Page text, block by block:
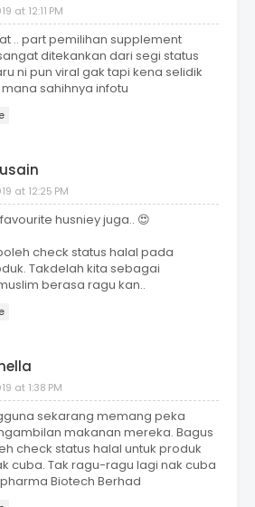
at 12:11 PM
.. part pemilihan supplement
ditekankan dari segi status
ni pun viral gak tapi kena selidik
sahihnya infotu
at 12:25 PM
husniey juga.. 😍
check status halal pada
Takdelah kita sebagai
berasa ragu kan..
at 1:38 PM
sekarang memang peka
makanan mereka. Bagus
check status halal untuk produk
cuba. Tak ragu-ragu lagi nak cuba
Biotech Berhad